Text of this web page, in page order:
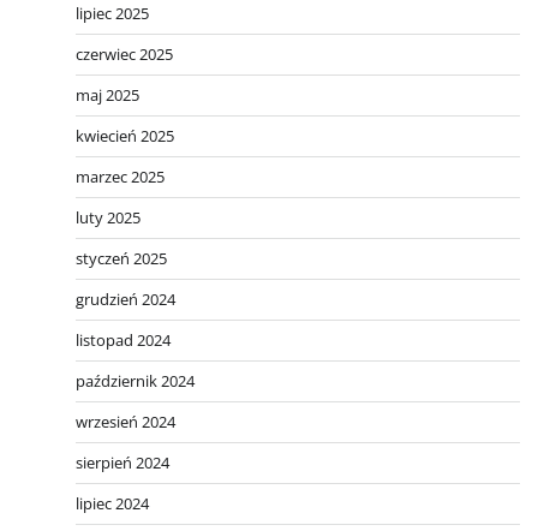
lipiec 2025
czerwiec 2025
maj 2025
kwiecień 2025
marzec 2025
luty 2025
styczeń 2025
grudzień 2024
listopad 2024
październik 2024
wrzesień 2024
sierpień 2024
lipiec 2024